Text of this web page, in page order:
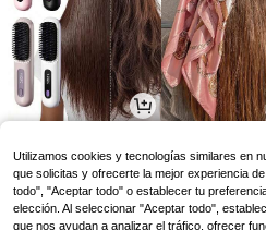
Utilizamos cookies y tecnologías similares en
que solicitas y ofrecerte la mejor experiencia
todo", "Aceptar todo" o establecer tu
elección. Al seleccionar "Aceptar todo",
que nos ayudan a analizar el tráfico, ofrecer